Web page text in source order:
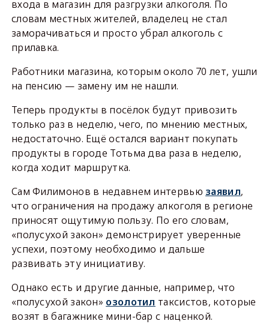
входа в магазин для разгрузки алкоголя. По
словам местных жителей, владелец не стал
заморачиваться и просто убрал алкоголь с
прилавка.
Работники магазина, которым около 70 лет, ушли
на пенсию — замену им не нашли.
Теперь продукты в посёлок будут привозить
только раз в неделю, чего, по мнению местных,
недостаточно. Ещё остался вариант покупать
продукты в городе Тотьма два раза в неделю,
когда ходит маршрутка.
Сам Филимонов в недавнем интервью заявил,
что ограничения на продажу алкоголя в регионе
приносят ощутимую пользу. По его словам,
«полусухой закон» демонстрирует уверенные
успехи, поэтому необходимо и дальше
развивать эту инициативу.
Однако есть и другие данные, например, что
«полусухой закон» озолотил таксистов, которые
возят в багажнике мини-бар с наценкой.